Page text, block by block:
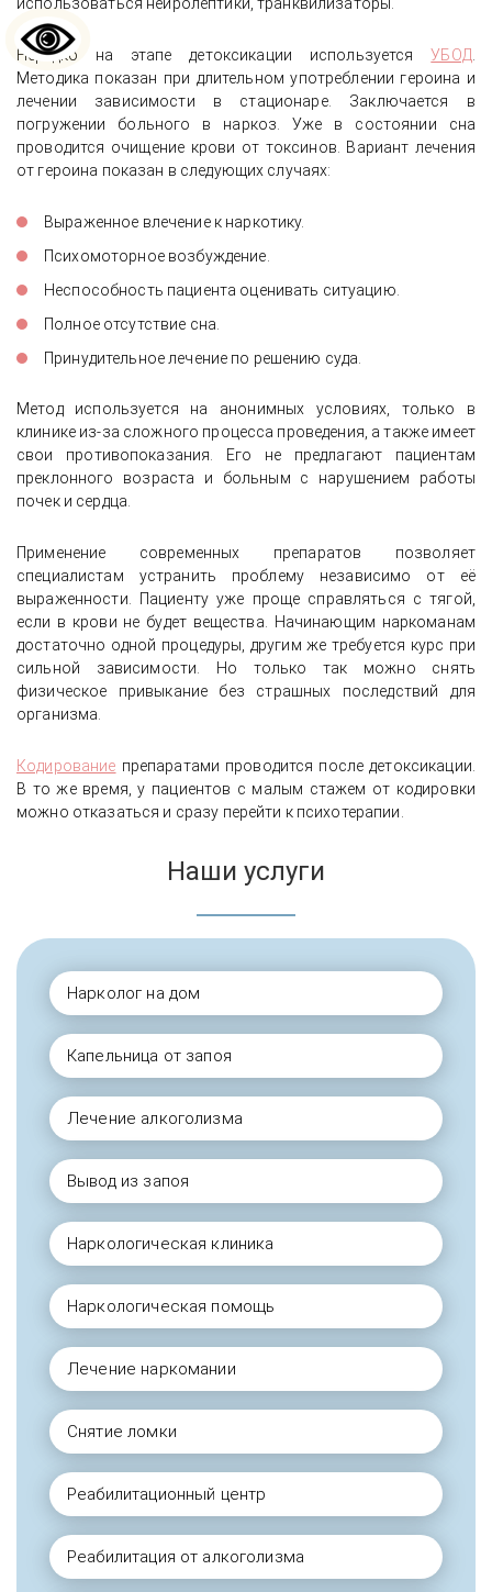
Нередко на этапе детоксикации используетсяУБОД
Методика показан при длительном употреблении героина и
лечении зависимости в стационаре. Заключается в
погружении больного в наркоз. Уже в состоянии сна
проводится очищение крови от токсинов. Вариант лечения
от героина показан в следующих случаях:
Выраженное влечение к наркотику.
Психомоторное возбуждение.
Неспособность пациента оценивать ситуацию.
Полное отсутствие сна.
Принудительное лечение по решению суда.
Метод используется на анонимных условиях, только в
клинике из-за сложного процесса проведения, а также имеет
свои противопоказания. Его не предлагают пациентам
преклонного возраста и больным с нарушением работы
почек и сердца.
Применение современных препаратов позволяет
специалистам устранить проблему независимо от её
выраженности. Пациенту уже проще справляться с тягой,
если в крови не будет вещества. Начинающим наркоманам
достаточно одной процедуры, другим же требуется курс при
сильной зависимости. Но только так можно снять
физическое привыкание без страшных последствий для
организма.
Кодирование препаратами проводится после детоксикации.
В то же время, у пациентов с малым стажем от кодировки
можно отказаться и сразу перейти к психотерапии.
Наши услуги
Нарколог на дом
Капельница от запоя
Лечение алкоголизма
Вывод из запоя
Наркологическая клиника
Наркологическая помощь
Лечение наркомании
Снятие ломки
Реабилитационный центр
Реабилитация от алкоголизма